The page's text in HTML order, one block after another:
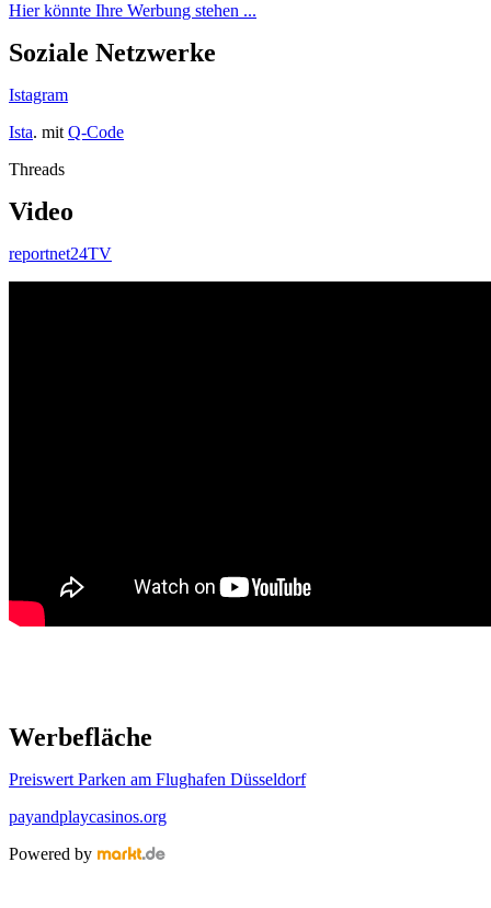
Hier könnte Ihre Werbung stehen ...
Soziale Netzwerke
Istagram
Ista. mit Q-Code
Threads
Video
reportnet24TV
Werbefläche
Preiswert Parken am Flughafen Düsseldorf
payandplaycasinos.org
Powered by